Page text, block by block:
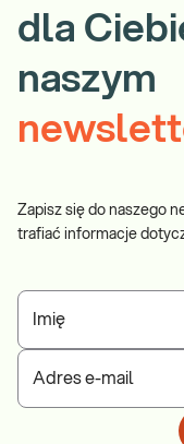
dla
naszym
Zapisz się do naszego
trafiać informacje
Imię
Adres e-mail